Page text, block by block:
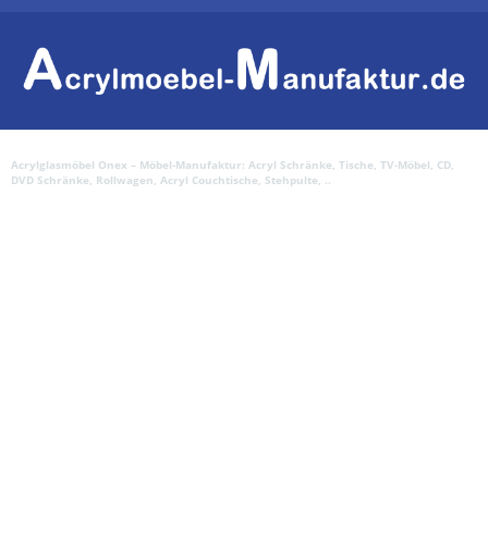
Acrylglasmöbel Onex – Möbel-Manufaktur: Acryl Schränke, Tische, TV-Möbel, CD,
DVD Schränke, Rollwagen, Acryl Couchtische, Stehpulte, ..